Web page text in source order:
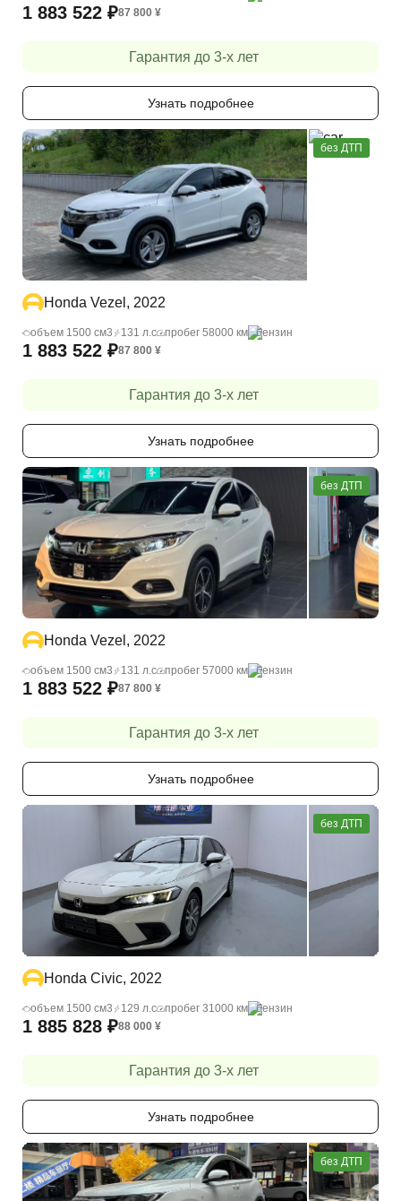
1 883 522 ₽87 800 ¥
Гарантия до 3-х лет
Узнать подробнее
без ДТП
Honda Vezel, 2022
объем 1500 cм3 131 л.с пробег 58000 км бензин
1 883 522 ₽87 800 ¥
Гарантия до 3-х лет
Узнать подробнее
без ДТП
Honda Vezel, 2022
объем 1500 cм3 131 л.с пробег 57000 км бензин
1 883 522 ₽87 800 ¥
Гарантия до 3-х лет
Узнать подробнее
без ДТП
Honda Civic, 2022
объем 1500 cм3 129 л.с пробег 31000 км бензин
1 885 828 ₽88 000 ¥
Гарантия до 3-х лет
Узнать подробнее
без ДТП